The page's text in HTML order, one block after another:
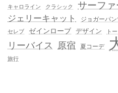
キャロライン クラシック サーファ
ジェリーキャット
ジョガーパン
セレブ ゼインローブ デザイン ト
リーバイス 原宿 夏コーデ
旅行